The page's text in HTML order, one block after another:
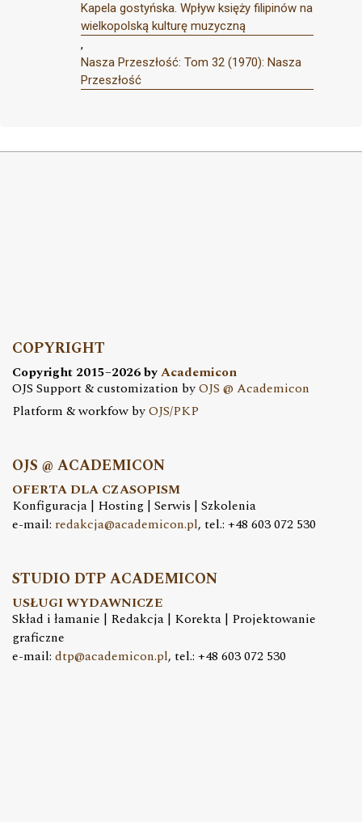
Kapela gostyńska. Wpływ księży filipinów na
wielkopolską kulturę muzyczną
,
Nasza Przeszłość: Tom 32 (1970): Nasza
Przeszłość
COPYRIGHT
Copyright 2015–2026 byAcademicon
OJS Support & customization byOJS @ Academicon
Platform & workfow byOJS/PKP
OJS @ ACADEMICON
OFERTA DLA CZASOPISM
Konfiguracja | Hosting | Serwis | Szkolenia
e-mail: redakcja@academicon.pl, tel.: +48 603 072 530
STUDIO DTP ACADEMICON
USŁUGI WYDAWNICZE
Skład i łamanie | Redakcja | Korekta | Projektowanie
graficzne
e-mail: dtp@academicon.pl, tel.: +48 603 072 530